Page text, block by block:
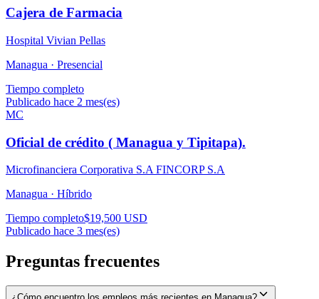
Cajera de Farmacia
Hospital Vivian Pellas
Managua · Presencial
Tiempo completo
Publicado hace 2 mes(es)
MC
Oficial de crédito ( Managua y Tipitapa).
Microfinanciera Corporativa S.A FINCORP S.A
Managua · Híbrido
Tiempo completo$19,500 USD
Publicado hace 3 mes(es)
Preguntas frecuentes